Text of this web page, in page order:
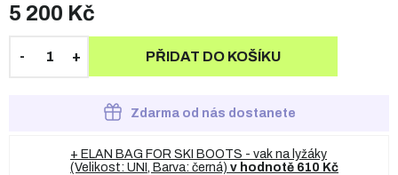
5 200 Kč
PŘIDAT DO KOŠÍKU
Zdarma od nás dostanete
+ ELAN BAG FOR SKI BOOTS - vak na lyžáky
(Velikost: UNI, Barva: černá) v hodnotě 610 Kč